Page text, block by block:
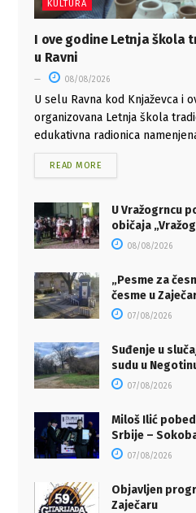
KULTURA
I ove godine Letnja škola
u Ravni
08/08/2026
U selu Ravna kod Knjaževca i
organizovana Letnja škola
edukativna radionica
READ MORE
U Vražogrncu
običaja
08/08/2026
„Pesme za
česme u
07/08/2026
Suđenje u
sudu u
07/08/2026
Miloš Ilić
Srbije –
07/08/2026
Objavljen
Zaječaru